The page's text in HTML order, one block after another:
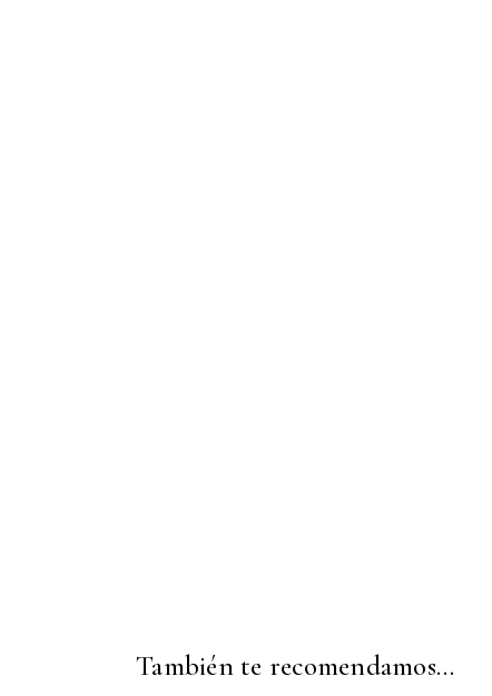
También te recomendamos…